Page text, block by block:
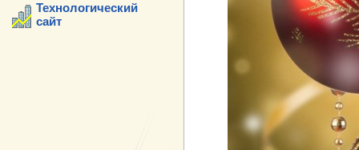
Технологический
сайт